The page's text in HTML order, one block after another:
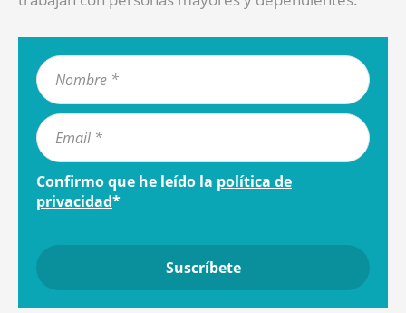
Confirmo que he leído la política de
privacidad*